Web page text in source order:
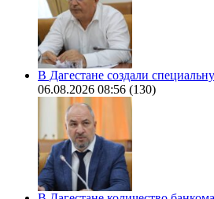
В Дагестане создали
06.08.2026 08:56 (130)